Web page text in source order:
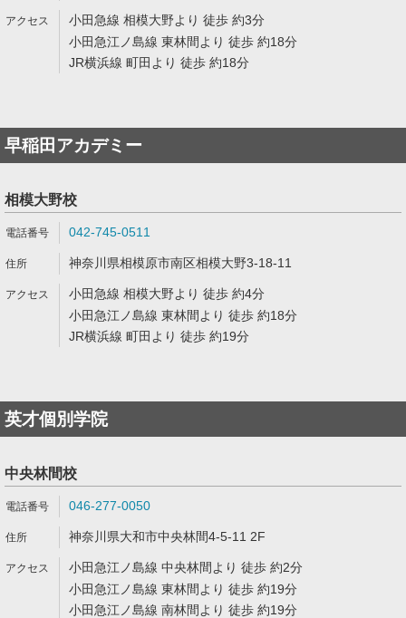
小田急線 相模大野より 徒歩 約3分
小田急江ノ島線 東林間より 徒歩 約18分
JR横浜線 町田より 徒歩 約18分
早稲田アカデミー
相模大野校
042-745-0511
神奈川県相模原市南区相模大野3-18-11
小田急線 相模大野より 徒歩 約4分
小田急江ノ島線 東林間より 徒歩 約18分
JR横浜線 町田より 徒歩 約19分
英才個別学院
中央林間校
046-277-0050
神奈川県大和市中央林間4-5-11 2F
小田急江ノ島線 中央林間より 徒歩 約2分
小田急江ノ島線 東林間より 徒歩 約19分
小田急江ノ島線 南林間より 徒歩 約19分